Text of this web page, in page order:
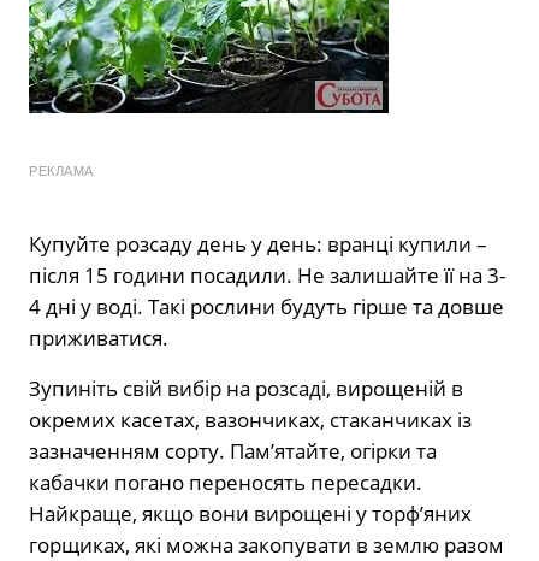
РЕКЛАМА
Купуйте розсаду день у день: вранці купили –
після 15 години посадили. Не залишайте її на 3-
4 дні у воді. Такі рослини будуть гірше та довше
приживатися.
Зупиніть свій вибір на розсаді, вирощеній в
окремих касетах, вазончиках, стаканчиках із
зазначенням сорту. Пам’ятайте, огірки та
кабачки погано переносять пересадки.
Найкраще, якщо вони вирощені у торф’яних
горщиках, які можна закопувати в землю разом